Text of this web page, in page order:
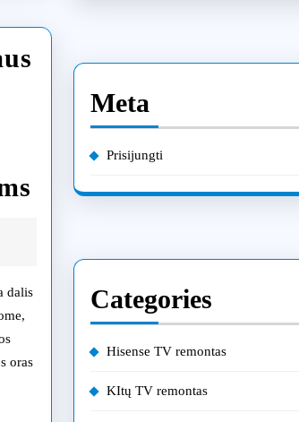
Kaip
televizoriaus
ekrano
keitimo:
prevencinės
oras
Meta
Prisijungti
Categories
Hisense TV remontas
KItų TV remontas